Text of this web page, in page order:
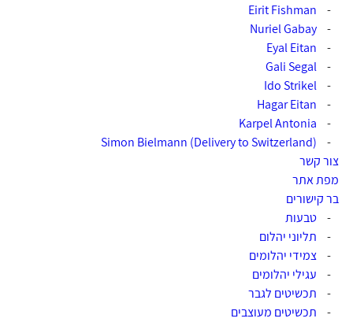
-
Eirit Fishman‎‏
-
Nuriel Gabay‎‏
-
Eyal Eitan‎‏
-
Gali Segal‎‏
-
-
Hagar Eitan
-
Karpel Antonia‏
-
(Simon Bielmann (Delivery to Switzerland
צור קשר
מפת אתר
בר קישורים
-
טבעות
-
תליוני יהלום
-
צמידי יהלומים
-
עגילי יהלומים
-
תכשיטים לגבר
-
תכשיטים מעוצבים